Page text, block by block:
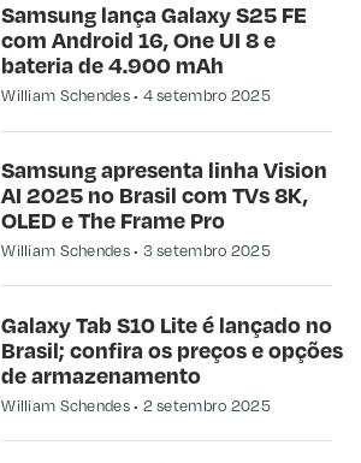
Samsung lança Galaxy S25 FE
com Android 16, One UI 8 e
bateria de 4.900 mAh
William Schendes 4 setembro 2025
Samsung apresenta linha Vision
AI 2025 no Brasil com TVs 8K,
OLED e The Frame Pro
William Schendes 3 setembro 2025
Galaxy Tab S10 Lite é lançado no
Brasil; confira os preços e opções
de armazenamento
William Schendes 2 setembro 2025